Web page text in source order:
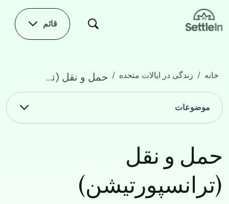
Skip to main content
قائم
خانه زندگی در ایالات متحده حمل و نقل (ترانسپورتیشن)
Main navigation
موضوعات
حمل و نقل
(ترانسپورتیشن)